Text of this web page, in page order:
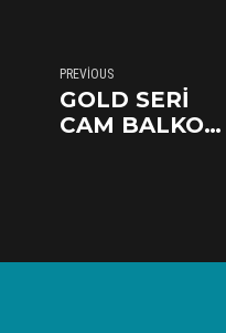
PREVIOUS
GOLD SERİ
CAM BALKON